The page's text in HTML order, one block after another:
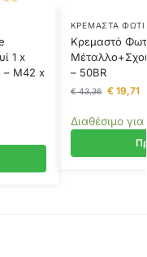
1 x
– Μ42 x
ΚΡΕΜΑΣΤΆ
Κρεμαστό
– 50BR
€43,36 €19,71
Διαθέσιμο